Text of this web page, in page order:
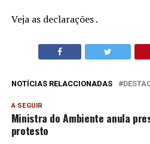
Veja as declarações .
NOTÍCIAS RELACCIONADAS
A SEGUIR
Ministra do Ambiente anula
protesto